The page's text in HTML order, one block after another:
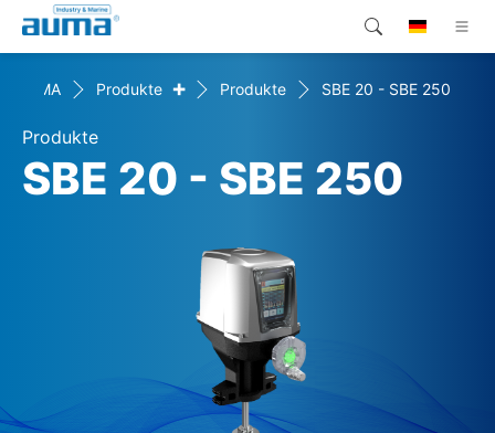
Produkte
Lösungen
Global
Suche
AUMA Produkte + Produkte SBE 20 - SBE 250
Produkte
SBE 20 - SBE 250